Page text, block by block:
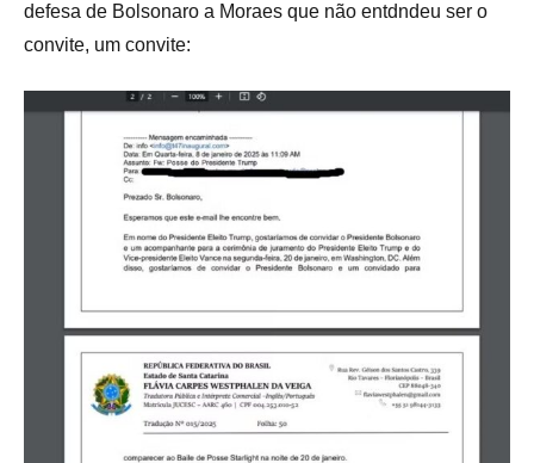
defesa de Bolsonaro a Moraes que não entdndeu ser o
convite, um convite: